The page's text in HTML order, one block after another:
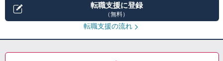
転職支援に登録
（無料）
転職支援の流れ